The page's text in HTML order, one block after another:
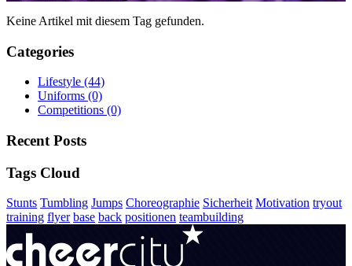
Keine Artikel mit diesem Tag gefunden.
Categories
Lifestyle (44)
Uniforms (0)
Competitions (0)
Recent Posts
Tags Cloud
Stunts Tumbling Jumps Choreographie Sicherheit Motivation tryout
training flyer base back positionen teambuilding